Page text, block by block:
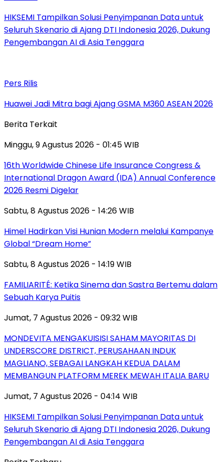
HIKSEMI Tampilkan Solusi Penyimpanan Data untuk
Seluruh Skenario di Ajang DTI Indonesia 2026, Dukung
Pengembangan AI di Asia Tenggara
Pers Rilis
Huawei Jadi Mitra bagi Ajang GSMA M360 ASEAN 2026
Berita Terkait
Minggu, 9 Agustus 2026 - 01:45 WIB
16th Worldwide Chinese Life Insurance Congress &
International Dragon Award (IDA) Annual Conference
2026 Resmi Digelar
Sabtu, 8 Agustus 2026 - 14:26 WIB
Himel Hadirkan Visi Hunian Modern melalui Kampanye
Global “Dream Home”
Sabtu, 8 Agustus 2026 - 14:19 WIB
FAMILIARITÉ: Ketika Sinema dan Sastra Bertemu dalam
Sebuah Karya Puitis
Jumat, 7 Agustus 2026 - 09:32 WIB
MONDEVITA MENGAKUISISI SAHAM MAYORITAS DI
UNDERSCORE DISTRICT, PERUSAHAAN INDUK
MAGLIANO, SEBAGAI LANGKAH KEDUA DALAM
MEMBANGUN PLATFORM MEREK MEWAH ITALIA BARU
Jumat, 7 Agustus 2026 - 04:14 WIB
HIKSEMI Tampilkan Solusi Penyimpanan Data untuk
Seluruh Skenario di Ajang DTI Indonesia 2026, Dukung
Pengembangan AI di Asia Tenggara